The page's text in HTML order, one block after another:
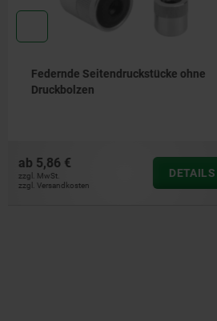
Aufnahme exzentrisch und
Montagewerkzeuge für Federnde
ab9,95 €
zzgl. MwSt.
zzgl. Versandkosten
DETAILS